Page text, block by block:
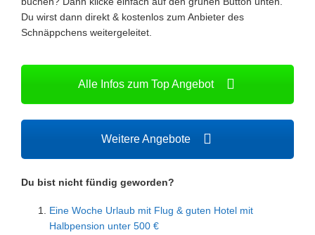
Du wirst dann direkt & kostenlos zum Anbieter des
Schnäppchens weitergeleitet.
Alle Infos zum Top Angebot
Weitere Angebote
Du bist nicht fündig geworden?
Eine Woche Urlaub mit Flug & guten Hotel mit
Halbpension unter 500 €